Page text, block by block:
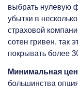
выбрать нулевую
убытки в
страховой
сотен гривен, так
покрывать более
Минимальная
большинства